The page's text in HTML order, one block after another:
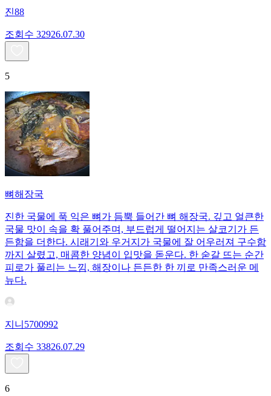
진88
조회수 32926.07.30
5
뼈해장국
진한 국물에 푹 익은 뼈가 듬뿍 들어간 뼈 해장국. 깊고 얼큰한
국물 맛이 속을 확 풀어주며, 부드럽게 떨어지는 살코기가 든
든함을 더한다. 시래기와 우거지가 국물에 잘 어우러져 구수함
까지 살렸고, 매콤한 양념이 입맛을 돋운다. 한 숟갈 뜨는 순간
피로가 풀리는 느낌, 해장이나 든든한 한 끼로 만족스러운 메
뉴다.
지니5700992
조회수 33826.07.29
6